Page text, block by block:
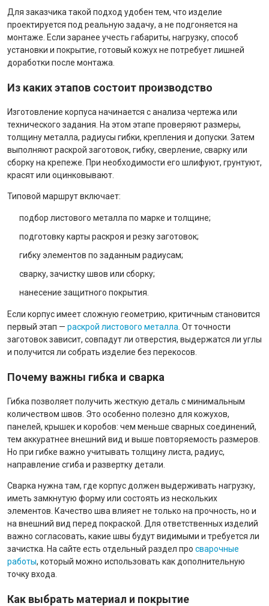
Для заказчика такой подход удобен тем, что изделие
проектируется под реальную задачу, а не подгоняется на
монтаже. Если заранее учесть габариты, нагрузку, способ
установки и покрытие, готовый кожух не потребует лишней
доработки после монтажа.
Из каких этапов состоит производство
Изготовление корпуса начинается с анализа чертежа или
технического задания. На этом этапе проверяют размеры,
толщину металла, радиусы гибки, крепления и допуски. Затем
выполняют раскрой заготовок, гибку, сверление, сварку или
сборку на крепеже. При необходимости его шлифуют, грунтуют,
красят или оцинковывают.
Типовой маршрут включает:
подбор листового металла по марке и толщине;
подготовку карты раскроя и резку заготовок;
гибку элементов по заданным радиусам;
сварку, зачистку швов или сборку;
нанесение защитного покрытия.
Если корпус имеет сложную геометрию, критичным становится
первый этап — раскрой листового металла . От точности
заготовок зависит, совпадут ли отверстия, выдержатся ли углы
и получится ли собрать изделие без перекосов.
Почему важны гибка и сварка
Гибка позволяет получить жесткую деталь с минимальным
количеством швов. Это особенно полезно для кожухов,
панелей, крышек и коробов: чем меньше сварных соединений,
тем аккуратнее внешний вид и выше повторяемость размеров.
Но при гибке важно учитывать толщину листа, радиус,
направление сгиба и развертку детали.
Сварка нужна там, где корпус должен выдерживать нагрузку,
иметь замкнутую форму или состоять из нескольких
элементов. Качество шва влияет не только на прочность, но и
на внешний вид перед покраской. Для ответственных изделий
важно согласовать, какие швы будут видимыми и требуется ли
зачистка. На сайте есть отдельный раздел про сварочные
работы, который можно использовать как дополнительную
точку входа.
Как выбрать материал и покрытие